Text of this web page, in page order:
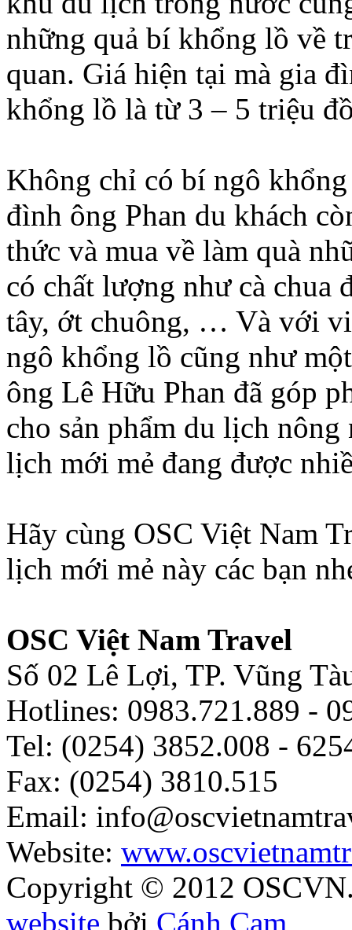
những quả bí khổng lồ về
quan. Giá hiện tại mà gia
khổng lồ là từ 3 – 5 triệu
Không chỉ có bí ngô
đình ông Phan du khách
thức và mua về làm quà
có chất lượng như cà chua
tây, ớt chuông, … Và với
ngô khổng lồ cũng như
ông Lê Hữu Phan đã góp
cho sản phẩm du lịch
lịch mới mẻ đang được
Hãy cùng OSC Việt Nam
lịch mới mẻ này các bạn
OSC Việt Nam Travel
Số 02 Lê Lợi, TP. Vũng
Hotlines: 0983.721.889 -
Tel: (0254) 3852.008 -
Fax: (0254) 3810.515
Email:
Website:
Copyright © 2012
website bởi Cánh Cam